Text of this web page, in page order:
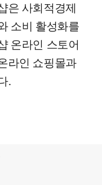
은 사회적경제
소비 활성화를
온라인 스토어
라인 쇼핑몰과
.